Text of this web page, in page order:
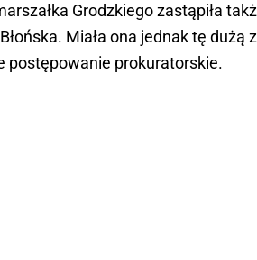
Grodzkiego zastąpiła
Miała ona jednak tę dużą
postępowanie prokuratorskie.